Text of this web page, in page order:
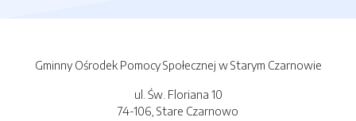
Gminny Ośrodek Pomocy Społecznej w Starym Czarnowie
ul. Św. Floriana 10
74-106, Stare Czarnowo